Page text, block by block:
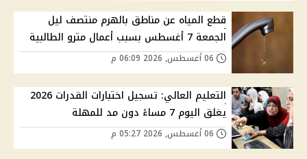
قطع المياه عن مناطق بالهرم منتصف ليل
الجمعة 7 أغسطس بسبب أعمال مترو الطالبية
التعليم العالي: تسجيل اختبارات القدرات 2026
يغلق اليوم 7 مساءً دون مد للمهلة